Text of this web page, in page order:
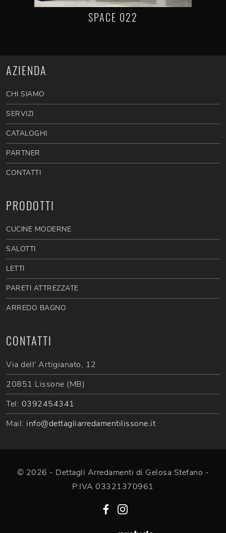
SPACE 022
AZIENDA
CHI SIAMO
SERVIZI
CATALOGHI
PARTNER
CONTATTI
PRODOTTI
CUCINE MODERNE
SALOTTI
LETTI
PARETI ATTREZZATE
ARREDO BAGNO
CONTATTI
Via dell' Artigianato, 12
20851 Lissone (MB)
Tel: 0392454341
Mail: info@dettagliarredamentilissone.it
© 2026 - Dettagli Arredamenti di Gelosa Stefano -
P.IVA 03321370961